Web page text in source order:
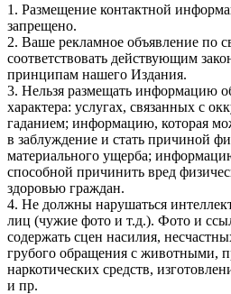
1. Размещение контактной
запрещено.
2. Ваше рекламное объявление по
соответствовать действующим
принципам нашего Издания.
3. Нельзя размещать информацию
характера: услугах, связанных с
гаданием; информацию, которая
в заблуждение и стать причиной
материального ущерба;
способной причинить вред
здоровью граждан.
4. Не должны нарушаться
лиц (чужие фото и т.д.). Фото и
содержать сцен насилия,
грубого обращения с животными,
наркотических средств,
и пр.